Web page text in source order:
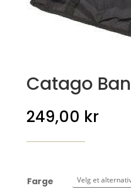
Catago
249,00 kr
Farge